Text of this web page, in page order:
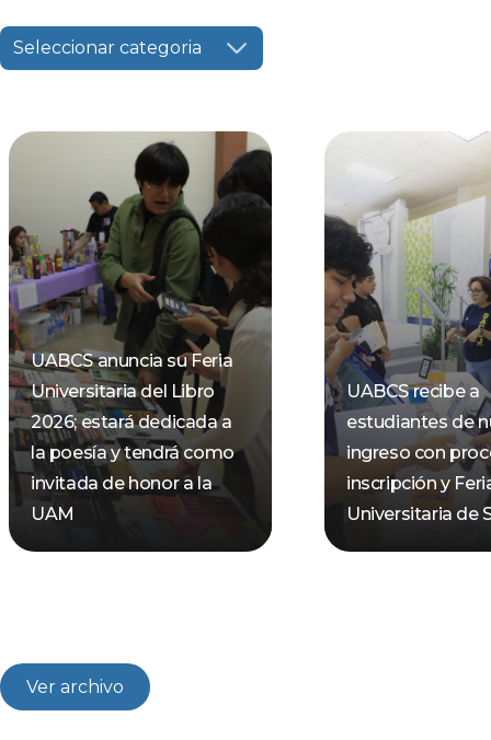
Seleccionar categoria
UABCS anuncia su Feria
Universitaria del Libro
2026; estará dedicada a
la poesía y tendrá como
invitada de honor a la
UAM
UABCS recibe a
estudiantes de
ingreso con
inscripción y
Universitaria de
Ver archivo